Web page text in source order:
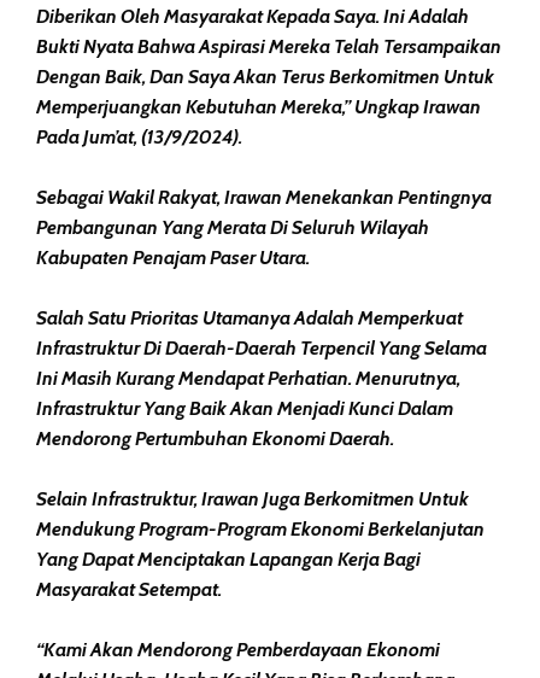
Diberikan Oleh Masyarakat Kepada Saya. Ini Adalah
Bukti Nyata Bahwa Aspirasi Mereka Telah Tersampaikan
Dengan Baik, Dan Saya Akan Terus Berkomitmen Untuk
Memperjuangkan Kebutuhan Mereka,” Ungkap Irawan
Pada Jum’at, (13/9/2024).
Sebagai Wakil Rakyat, Irawan Menekankan Pentingnya
Pembangunan Yang Merata Di Seluruh Wilayah
Kabupaten Penajam Paser Utara.
Salah Satu Prioritas Utamanya Adalah Memperkuat
Infrastruktur Di Daerah-Daerah Terpencil Yang Selama
Ini Masih Kurang Mendapat Perhatian. Menurutnya,
Infrastruktur Yang Baik Akan Menjadi Kunci Dalam
Mendorong Pertumbuhan Ekonomi Daerah.
Selain Infrastruktur, Irawan Juga Berkomitmen Untuk
Mendukung Program-Program Ekonomi Berkelanjutan
Yang Dapat Menciptakan Lapangan Kerja Bagi
Masyarakat Setempat.
“Kami Akan Mendorong Pemberdayaan Ekonomi